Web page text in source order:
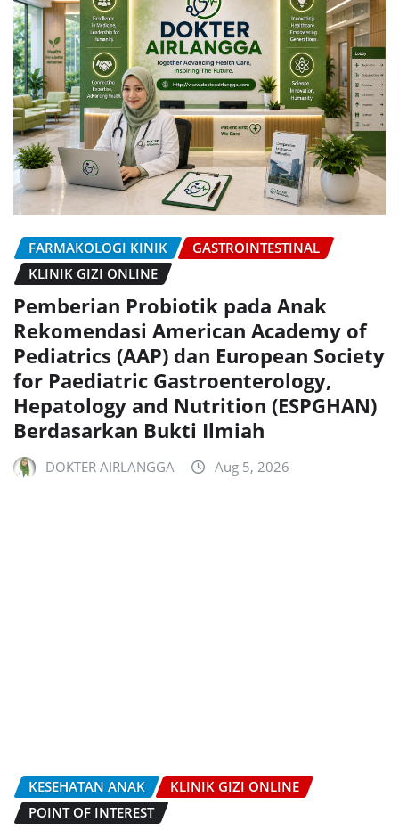
FARMAKOLOGI KINIK
GASTROINTESTINAL
KLINIK GIZI ONLINE
Pemberian Probiotik pada Anak
Rekomendasi American Academy of
Pediatrics (AAP) dan European Society
for Paediatric Gastroenterology,
Hepatology and Nutrition (ESPGHAN)
Berdasarkan Bukti Ilmiah
DOKTER AIRLANGGA Aug 5, 2026
KESEHATAN ANAK
KLINIK GIZI ONLINE
POINT OF INTEREST